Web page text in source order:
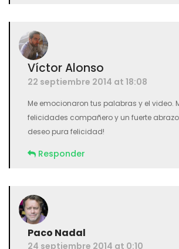
Víctor Alonso
22 septiembre 2014 at 18:08
Me emocionaron tus palabras y el video.
felicidades compañero y un fuerte
deseo pura felicidad!
Responder
Paco Nadal
24 septiembre 2014 at 0:10